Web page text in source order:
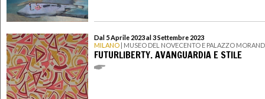
Dal 5 Aprile 2023 al 3 Settembre 2023
MILANO | MUSEO DEL NOVECENTO E PALAZZO
FUTURLIBERTY. AVANGUARDIA E STILE